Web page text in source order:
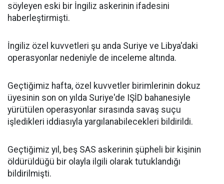
söyleyen eski bir İngiliz askerinin ifadesini
haberleştirmişti.
İngiliz özel kuvvetleri şu anda Suriye ve Libya'daki
operasyonlar nedeniyle de inceleme altında.
Geçtiğimiz hafta, özel kuvvetler birimlerinin dokuz
üyesinin son on yılda Suriye'de IŞİD bahanesiyle
yürütülen operasyonlar sırasında savaş suçu
işledikleri iddiasıyla yargılanabilecekleri bildirildi.
Geçtiğimiz yıl, beş SAS askerinin şüpheli bir kişinin
öldürüldüğü bir olayla ilgili olarak tutuklandığı
bildirilmişti.